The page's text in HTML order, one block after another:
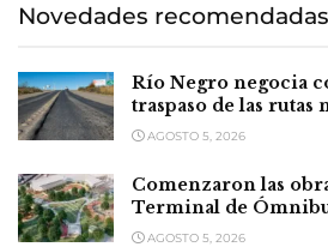
Novedades recomendadas
Río Negro negocia
traspaso de las rutas
AGOSTO 5, 2026
Comenzaron las
Terminal de
AGOSTO 5, 2026